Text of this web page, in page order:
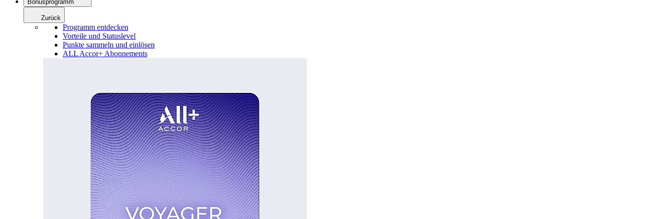
Bonusprogramm
Zurück
Programm entdecken
Vorteile und Statuslevel
Punkte sammeln und einlösen
ALL Accor+ Abonnements